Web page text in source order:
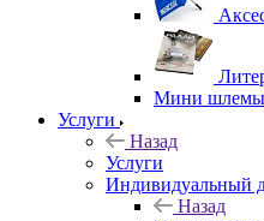
Мини шлемы
Услуги
Назад
Услуги
Индивидуальный
Назад